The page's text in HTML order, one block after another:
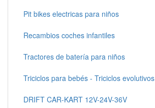
Pit bikes electricas para niños
Recambios coches infantiles
Tractores de batería para niños
Triciclos para bebés - Triciclos evolutivos
DRIFT CAR-KART 12V-24V-36V